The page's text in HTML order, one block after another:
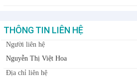
THÔNG TIN LIÊN HỆ
Người liên hệ
Nguyễn Thị Việt Hoa
Địa chỉ liên hệ